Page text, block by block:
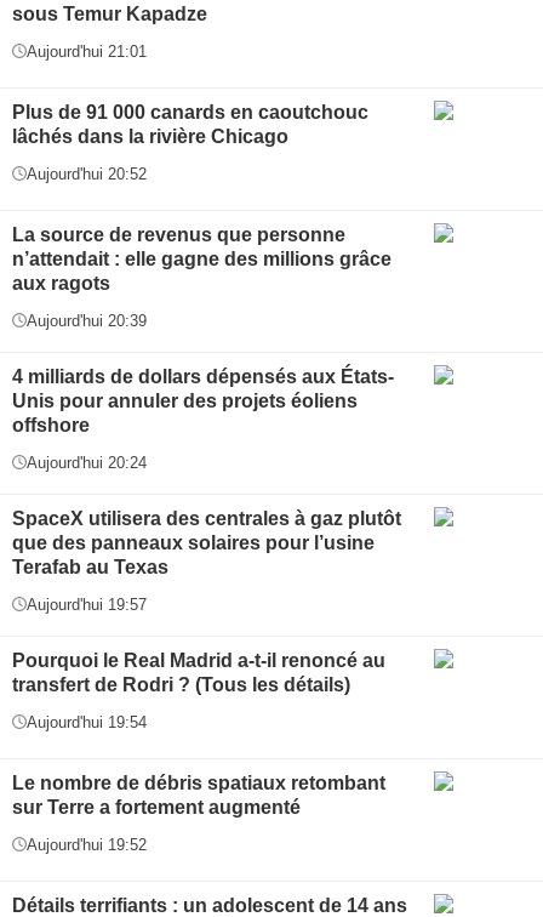
sous Temur Kapadze
Aujourd'hui 21:01
Plus de 91 000 canards en caoutchouc
lâchés dans la rivière Chicago
Aujourd'hui 20:52
La source de revenus que personne
n’attendait : elle gagne des millions grâce
aux ragots
Aujourd'hui 20:39
4 milliards de dollars dépensés aux États-
Unis pour annuler des projets éoliens
offshore
Aujourd'hui 20:24
SpaceX utilisera des centrales à gaz plutôt
que des panneaux solaires pour l’usine
Terafab au Texas
Aujourd'hui 19:57
Pourquoi le Real Madrid a-t-il renoncé au
transfert de Rodri ? (Tous les détails)
Aujourd'hui 19:54
Le nombre de débris spatiaux retombant
sur Terre a fortement augmenté
Aujourd'hui 19:52
Détails terrifiants : un adolescent de 14 ans